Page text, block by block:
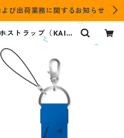
び出荷業務に関するお知らせ
ストラップ（KAIT
PC-KA | OZaKKa
official online sho
p